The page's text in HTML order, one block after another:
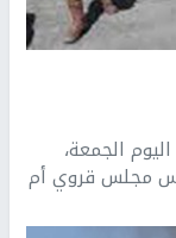
الجمعة،
مجلس قروي أم